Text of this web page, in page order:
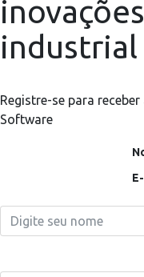
industrial
Registre-se para
Software